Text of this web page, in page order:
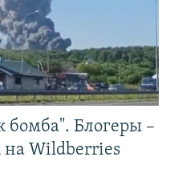
бомба". Блогеры –
на Wildberries